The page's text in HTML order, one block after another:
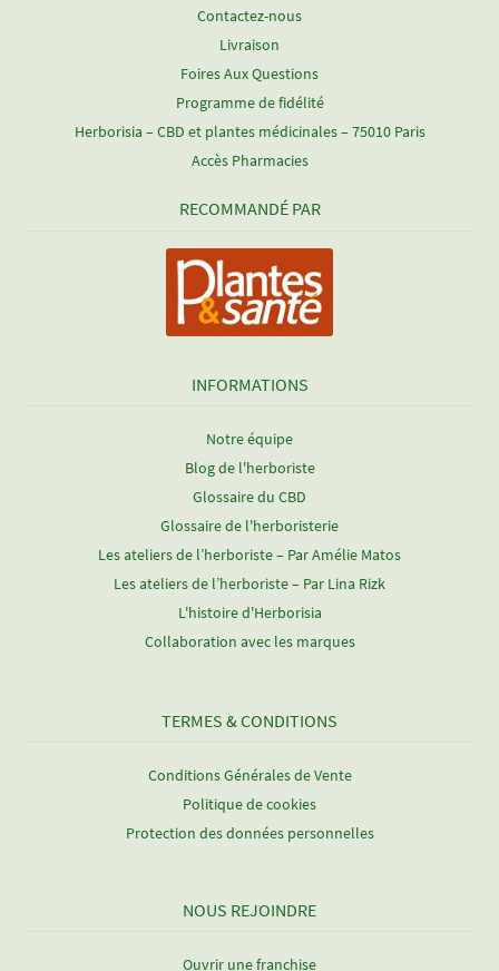
Contactez-nous
Livraison
Foires Aux Questions
Programme de fidélité
Herborisia – CBD et plantes médicinales – 75010 Paris
Accès Pharmacies
RECOMMANDÉ PAR
INFORMATIONS
Notre équipe
Blog de l'herboriste
Glossaire du CBD
Glossaire de l'herboristerie
Les ateliers de l’herboriste – Par Amélie Matos
Les ateliers de l’herboriste – Par Lina Rizk
L'histoire d'Herborisia
Collaboration avec les marques
TERMES & CONDITIONS
Conditions Générales de Vente
Politique de cookies
Protection des données personnelles
NOUS REJOINDRE
Ouvrir une franchise